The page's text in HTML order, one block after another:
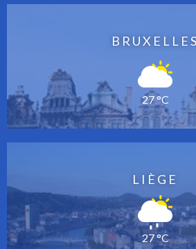
BRUXELLES
27 °C
LIÈGE
27 °C